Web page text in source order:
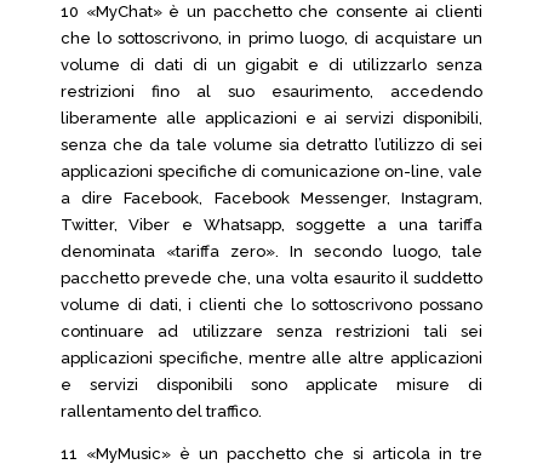
10 «MyChat» è un pacchetto che consente ai clienti
che lo sottoscrivono, in primo luogo, di acquistare un
volume di dati di un gigabit e di utilizzarlo senza
restrizioni fino al suo esaurimento, accedendo
liberamente alle applicazioni e ai servizi disponibili,
senza che da tale volume sia detratto l’utilizzo di sei
applicazioni specifiche di comunicazione on-line, vale
a dire Facebook, Facebook Messenger, Instagram,
Twitter, Viber e Whatsapp, soggette a una tariffa
denominata «tariffa zero». In secondo luogo, tale
pacchetto prevede che, una volta esaurito il suddetto
volume di dati, i clienti che lo sottoscrivono possano
continuare ad utilizzare senza restrizioni tali sei
applicazioni specifiche, mentre alle altre applicazioni
e servizi disponibili sono applicate misure di
rallentamento del traffico.
11 «MyMusic» è un pacchetto che si articola in tre